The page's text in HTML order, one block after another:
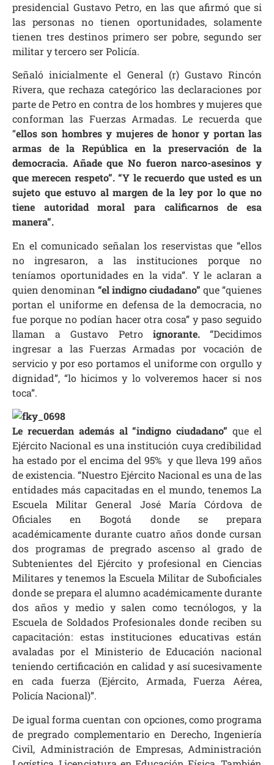
presidencial Gustavo Petro, en las que afirmó que si
las personas no tienen oportunidades, solamente
tienen tres destinos primero ser pobre, segundo ser
militar y tercero ser Policía.
Señaló inicialmente el General (r) Gustavo Rincón
Rivera, que rechaza categórico las declaraciones por
parte de Petro en contra de los hombres y mujeres que
conforman las Fuerzas Armadas. Le recuerda que
“ellos son hombres y mujeres de honor y portan las
armas de la República en la preservación de la
democracia. Añade que No fueron narco-asesinos y
que merecen respeto”. “Y le recuerdo que usted es un
sujeto que estuvo al margen de la ley por lo que no
tiene autoridad moral para calificarnos de esa
manera”.
En el comunicado señalan los reservistas que “ellos
no ingresaron, a las instituciones porque no
teníamos oportunidades en la vida”. Y le aclaran a
quien denominan “el indigno ciudadano” que “quienes
portan el uniforme en defensa de la democracia, no
fue porque no podían hacer otra cosa” y paso seguido
llaman a Gustavo Petroignorante.“Decidimos
ingresar a las Fuerzas Armadas por vocación de
servicio y por eso portamos el uniforme con orgullo y
dignidad”, “lo hicimos y lo volveremos hacer si nos
toca”.
Le recuerdan además al “indigno ciudadano” que el
Ejército Nacional es una institución cuya credibilidad
ha estado por el encima del 95% y que lleva 199 años
de existencia. “Nuestro Ejército Nacional es una de las
entidades más capacitadas en el mundo, tenemos La
Escuela Militar General José María Córdova de
Oficiales en Bogotá donde se prepara
académicamente durante cuatro años donde cursan
dos programas de pregrado ascenso al grado de
Subtenientes del Ejército y profesional en Ciencias
Militares y tenemos la Escuela Militar de Suboficiales
donde se prepara el alumno académicamente durante
dos años y medio y salen como tecnólogos, y la
Escuela de Soldados Profesionales donde reciben su
capacitación: estas instituciones educativas están
avaladas por el Ministerio de Educación nacional
teniendo certificación en calidad y así sucesivamente
en cada fuerza (Ejército, Armada, Fuerza Aérea,
Policía Nacional)”.
De igual forma cuentan con opciones, como programa
de pregrado complementario en Derecho, Ingeniería
Civil, Administración de Empresas, Administración